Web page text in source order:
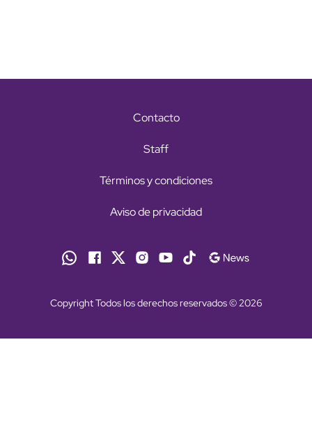
Contacto
Staff
Términos y condiciones
Aviso de privacidad
Copyright Todos los derechos reservados © 2026